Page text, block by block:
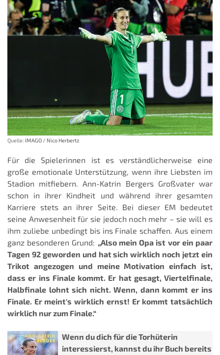
Quelle: IMAGO / Nico Herbertz
Für die Spielerinnen ist es verständlicherweise eine
große emotionale Unterstützung, wenn ihre Liebsten im
Stadion mitfiebern. Ann-Katrin Bergers Großvater war
schon in ihrer Kindheit und während ihrer gesamten
Karriere stets an ihrer Seite. Bei dieser EM bedeutet
seine Anwesenheit für sie jedoch noch mehr – sie will es
ihm zuliebe unbedingt bis ins Finale schaffen. Aus einem
ganz besonderen Grund: „Also mein Opa ist vor ein paar
Tagen 92 geworden und hat sich wirklich noch jetzt ein
Trikot angezogen und meine Motivation einfach ist,
dass er ins Finale kommt. Er hat gesagt, Viertelfinale,
Halbfinale lohnt sich nicht. Wenn, dann kommt er ins
Finale. Er meint's wirklich ernst! Er kommt tatsächlich
wirklich nur zum Finale.“
Wenn du dich für die Torhüterin
interessierst, kannst du ihr Buch bereits